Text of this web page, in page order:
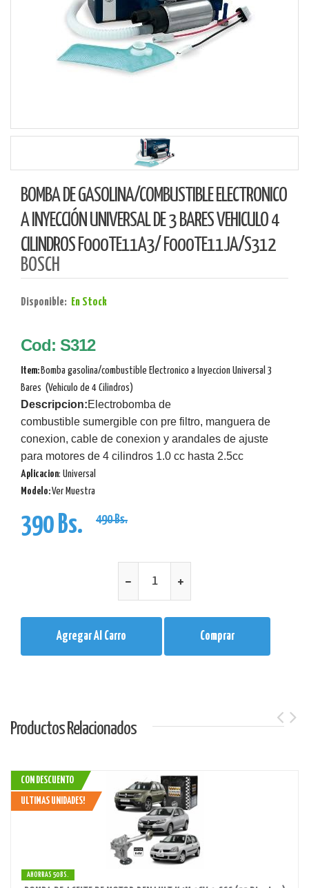
BOMBA DE GASOLINA/COMBUSTIBLE ELECTRONICO
A INYECCIÓN UNIVERSAL DE 3 BARES VEHICULO 4
CILINDROS F000TE11A3/ F000TE11JA/S312
BOSCH
Disponible: En Stock
Cod: S312
Item: Bomba gasolina/combustible Electronico a Inyeccion Universal 3
Bares (Vehiculo de 4 Cilindros)
Descripcion:Electrobomba de
combustible sumergible con pre filtro, manguera de
conexion, cable de conexion y arandales de ajuste
para motores de 4 cilindros 1.0 cc hasta 2.5cc
Aplicacion: Universal
Modelo:Ver Muestra
390 Bs. 490 Bs.
Agregar Al Carro Comprar
Productos Relacionados
CON DESCUENTO
ULTIMAS UNIDADES!
AHORRAS 50 BS.